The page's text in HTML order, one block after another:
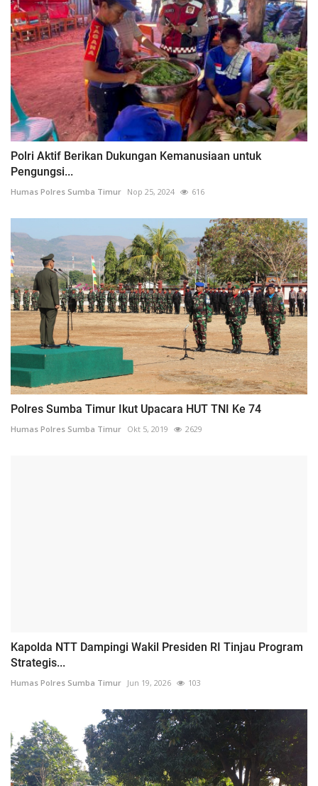
Polri Aktif Berikan Dukungan Kemanusiaan untuk
Pengungsi...
Humas Polres Sumba Timur Nop 25, 2024 616
Polres Sumba Timur Ikut Upacara HUT TNI Ke 74
Humas Polres Sumba Timur Okt 5, 2019 2629
Kapolda NTT Dampingi Wakil Presiden RI Tinjau Program
Strategis...
Humas Polres Sumba Timur Jun 19, 2026 103